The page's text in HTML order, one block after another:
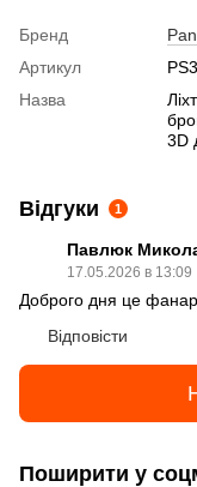
Бренд
Артикул
Назва
3D
Відгуки 1
Павлюк
17.05.2026 в 13:09
Доброго дня це фанарі
Відповісти
Поширити у